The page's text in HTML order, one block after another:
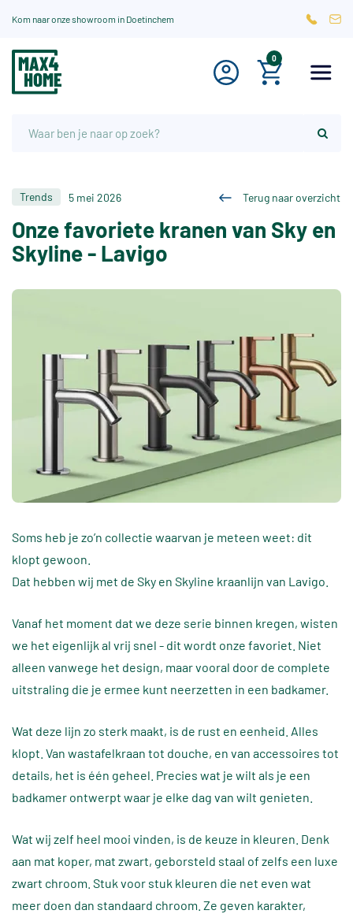
Kom naar onze showroom in Doetinchem
0
Trends 5 mei 2026 Terug naar overzicht
Onze favoriete kranen van Sky en
Skyline - Lavigo
Soms heb je zo’n collectie waarvan je meteen weet: dit
klopt gewoon.
Dat hebben wij met de Sky en Skyline kraanlijn van Lavigo.
Vanaf het moment dat we deze serie binnen kregen, wisten
we het eigenlijk al vrij snel - dit wordt onze favoriet. Niet
alleen vanwege het design, maar vooral door de complete
uitstraling die je ermee kunt neerzetten in een badkamer.
Wat deze lijn zo sterk maakt, is de rust en eenheid. Alles
klopt. Van wastafelkraan tot douche, en van accessoires tot
details, het is één geheel. Precies wat je wilt als je een
badkamer ontwerpt waar je elke dag van wilt genieten.
Wat wij zelf heel mooi vinden, is de keuze in kleuren. Denk
aan mat koper, mat zwart, geborsteld staal of zelfs een luxe
zwart chroom. Stuk voor stuk kleuren die net even wat
meer doen dan standaard chroom. Ze geven karakter,